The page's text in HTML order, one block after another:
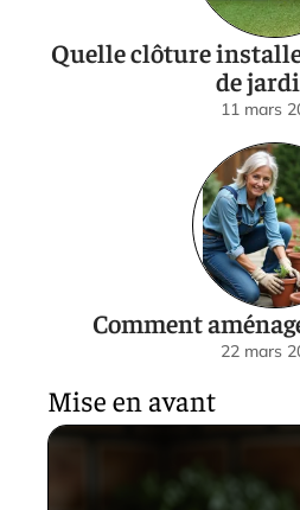
Quelle clôture
de
11 mars
Comment
22 mars
Mise en avant